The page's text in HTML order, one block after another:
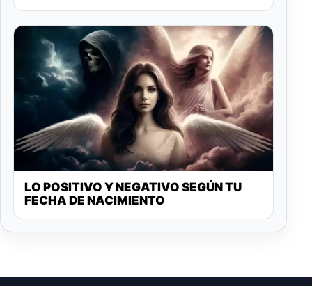
LO POSITIVO Y NEGATIVO SEGÚN TU
FECHA DE NACIMIENTO